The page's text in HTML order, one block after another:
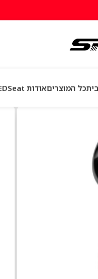
כל המוצריםאודות SPEEDSeat